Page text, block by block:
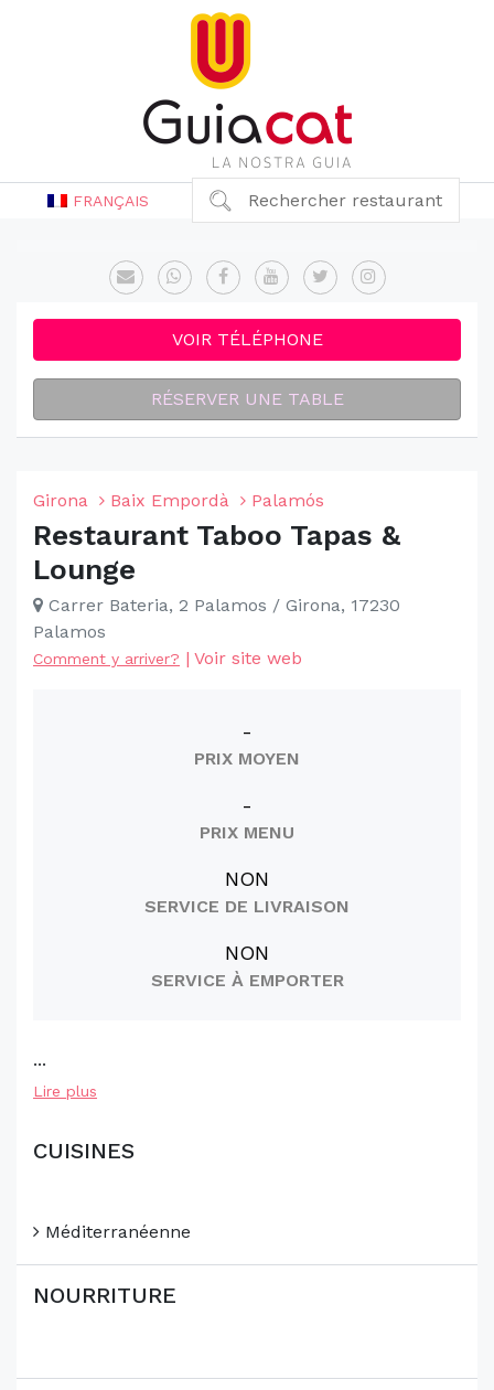
FRANÇAIS Rechercher restaurant
VOIR TÉLÉPHONE
RÉSERVER UNE TABLE
Girona Baix Empordà Palamós
Restaurant Taboo Tapas &
Lounge
Carrer Bateria, 2 Palamos / Girona, 17230
Palamos
Comment y arriver? | Voir site web
-
PRIX MOYEN
-
PRIX MENU
NON
SERVICE DE LIVRAISON
NON
SERVICE À EMPORTER
...
Lire plus
CUISINES
Méditerranéenne
NOURRITURE